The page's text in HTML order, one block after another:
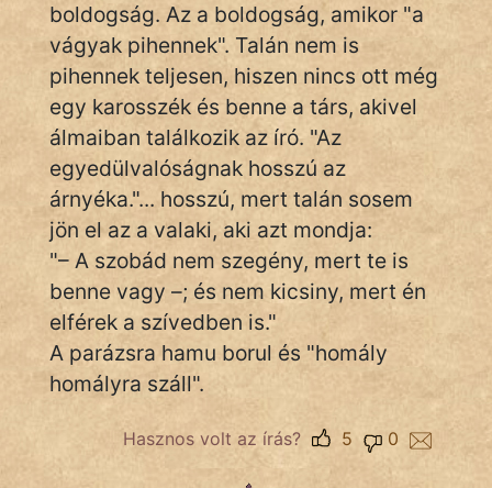
IRODALOM
SZÓLÁS
És
KÖZMONDÁS
PSZICHO
ZENE
ÉLETMÓD
MAGYARSÁG
TÖRTÉNELEM
boldogság. Az a boldogság, amikor "a
vágyak pihennek". Talán nem is
pihennek teljesen, hiszen nincs ott még
egy karosszék és benne a társ, akivel
álmaiban találkozik az író. "Az
egyedülvalóságnak hosszú az
árnyéka."... hosszú, mert talán sosem
jön el az a valaki, aki azt mondja:
"– A szobád nem szegény, mert te is
benne vagy –; és nem kicsiny, mert én
elférek a szívedben is."
A parázsra hamu borul és "homály
homályra száll".
Hasznos volt az írás? 0
5